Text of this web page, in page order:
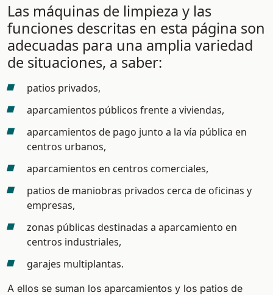
Las máquinas de limpieza y las
funciones descritas en esta página son
adecuadas para una amplia variedad
de situaciones, a saber:
patios privados,
aparcamientos públicos frente a viviendas,
aparcamientos de pago junto a la vía pública en
centros urbanos,
aparcamientos en centros comerciales,
patios de maniobras privados cerca de oficinas y
empresas,
zonas públicas destinadas a aparcamiento en
centros industriales,
garajes multiplantas.
A ellos se suman los aparcamientos y los patios de